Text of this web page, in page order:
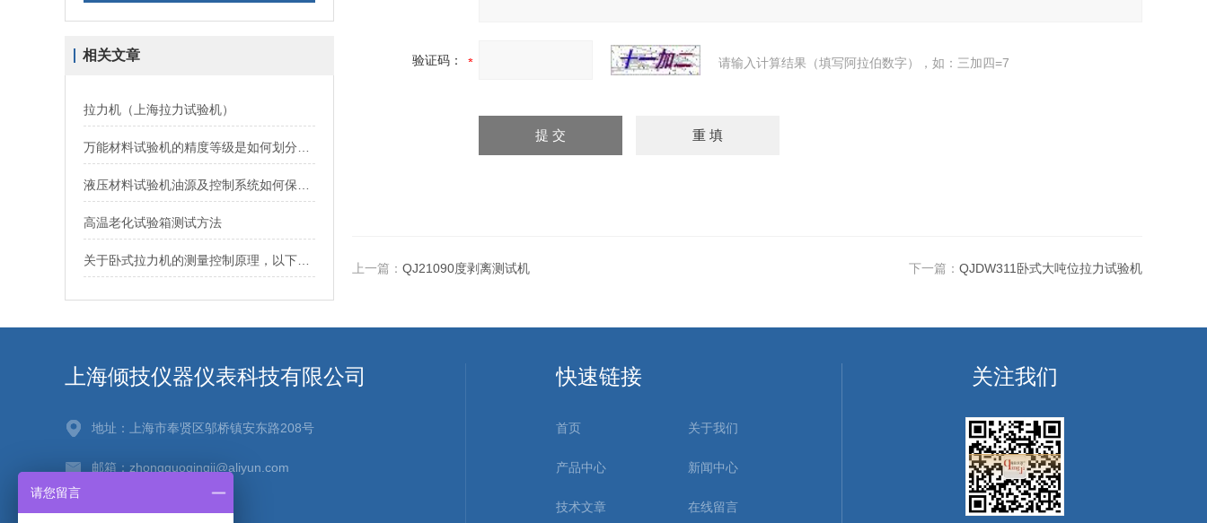
相关文章
拉力机（上海拉力试验机）
高温老化试验箱测试方法
验证码： 请输入计算结果（填写阿拉伯数字），如：三加四=7
上一篇： QJ21090度剥离测试机 下一篇： QJDW311卧式大吨位拉力试验机
上海倾技仪器仪表科技有限公司
地址：上海市奉贤区邬桥镇安东路208号
邮箱：zhongguoqingji@aliyun.com
快速链接
首页 关于我们
产品中心 新闻中心
技术文章 在线留言
关注我们
请您留言